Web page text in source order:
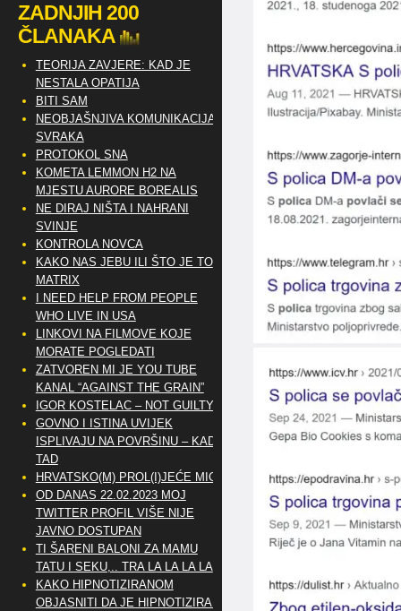
ZADNJIH 200
ČLANAKA
TEORIJA ZAVJERE: KAD JE
NESTALA OPATIJA
BITI SAM
NEOBJAŠNJIVA KOMUNIKACIJA
SVRAKA
PROTOKOL SNA
KOMETA LEMMON H2 NA
MJESTU AURORE BOREALIS
NE DIRAJ NIŠTA I NAHRANI
SVINJE
KONTROLA NOVCA
KAKO NAS JEBU ILI ŠTO JE TO
MATRIX
I NEED HELP FROM PEOPLE
WHO LIVE IN USA
LINKOVI NA FILMOVE KOJE
MORATE POGLEDATI
ZATVOREN MI JE YOU TUBE
KANAL “AGAINST THE GRAIN”
IGOR KOSTELAC – NOT GUILTY
GOVNO I ISTINA UVIJEK
ISPLIVAJU NA POVRŠINU – KAD
TAD
HRVATSKO(M) PROL(I)JEĆE MIG
OD DANAS 22.02.2023 MOJ
TWITTER PROFIL VIŠE NIJE
JAVNO DOSTUPAN
TI ŠARENI BALONI ZA MAMU
TATU I SEKU,.. TRA LA LA LA LA
KAKO HIPNOTIZIRANOM
OBJASNITI DA JE HIPNOTIZIRAN